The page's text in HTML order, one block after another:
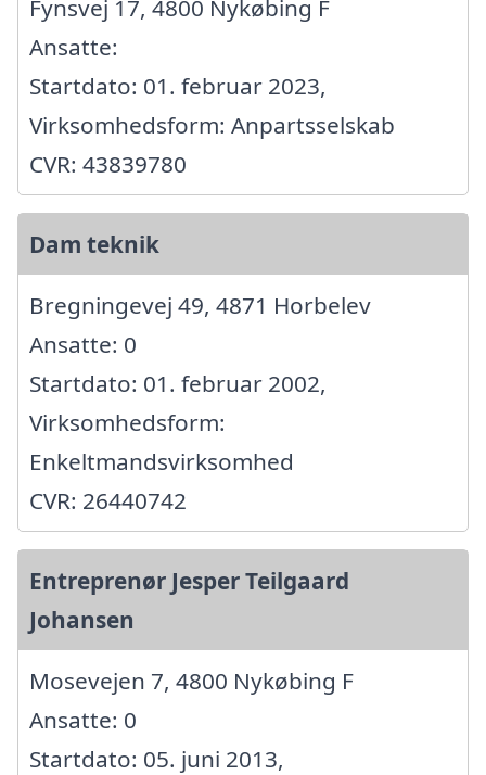
Fynsvej 17, 4800 Nykøbing F
Ansatte:
Startdato: 01. februar 2023,
Virksomhedsform: Anpartsselskab
CVR: 43839780
Dam teknik
Bregningevej 49, 4871 Horbelev
Ansatte: 0
Startdato: 01. februar 2002,
Virksomhedsform:
Enkeltmandsvirksomhed
CVR: 26440742
Entreprenør Jesper Teilgaard
Johansen
Mosevejen 7, 4800 Nykøbing F
Ansatte: 0
Startdato: 05. juni 2013,